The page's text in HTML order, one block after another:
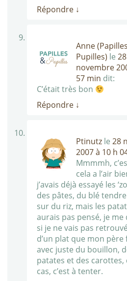
Répondre ↓
Anne
Pupilles) le 28
novembre
57 min dit:
C’était très bon
Répondre ↓
Ptinutz le 28
2007 à 10 h
Mmmmh,
cela a l’air
j’avais déjà essayé les
des pâtes, du blé
sur du riz, mais les
aurais pas pensé, je me
si je ne vais pas
d’un plat que mon père
avec juste du bouillon,
patates et des
cas, c’est à tenter.